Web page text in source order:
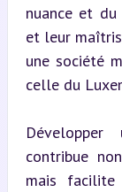
nuance et
et leur
une société
celle du
contribue
mais facilite